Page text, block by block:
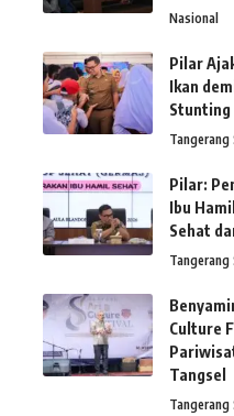
Nasional
Pilar
Ikan
Stunting
Tangerang
Pilar:
Ibu
Sehat
Tangerang
Culture
Tangsel
Tangerang